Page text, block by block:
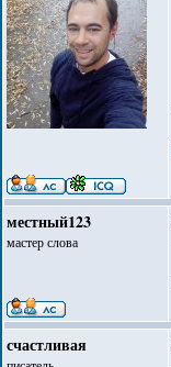
местный123
мастер слова
счастливая